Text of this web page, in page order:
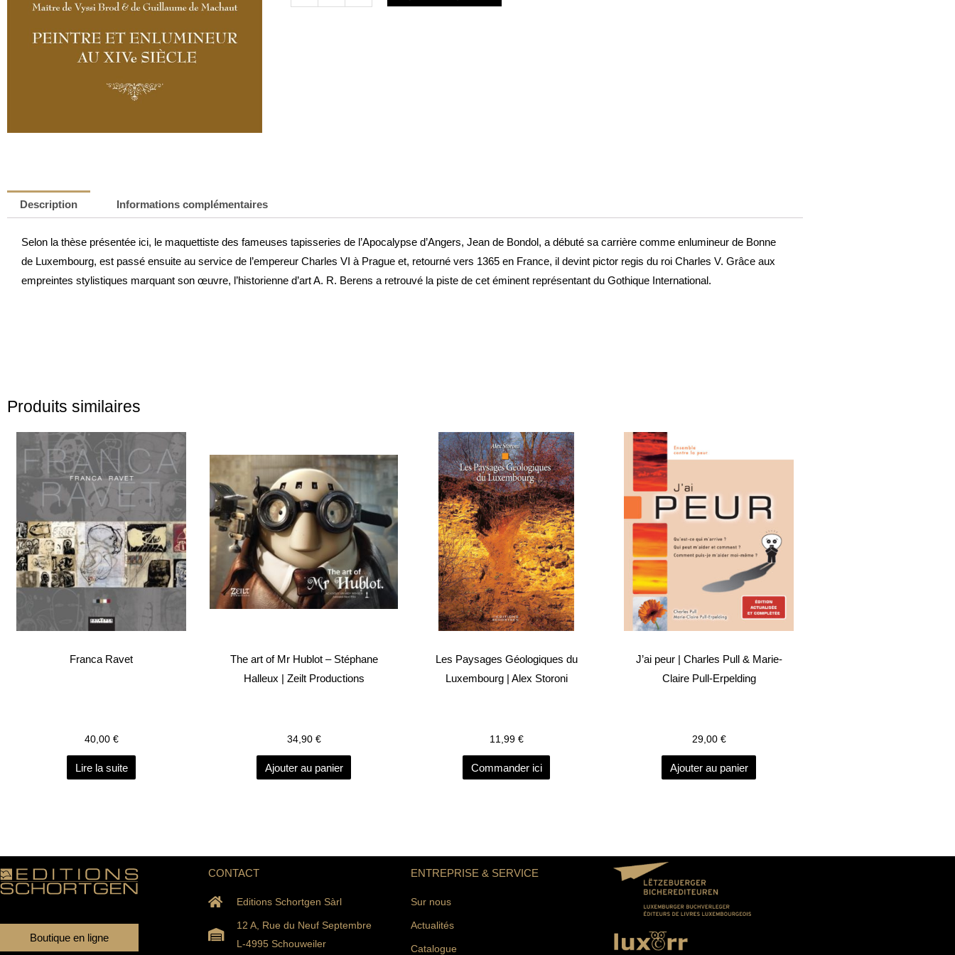
Description Informations complémentaires
Selon la thèse présentée ici, le maquettiste des fameuses tapisseries de l’Apocalypse d’Angers, Jean de Bondol, a débuté sa carrière comme enlumineur de Bonne
de Luxembourg, est passé ensuite au service de l’empereur Charles VI à Prague et, retourné vers 1365 en France, il devint pictor regis du roi Charles V. Grâce aux
empreintes stylistiques marquant son œuvre, l’historienne d’art A. R. Berens a retrouvé la piste de cet éminent représentant du Gothique International.
Produits similaires
Franca Ravet
40,00 €
Lire la suite
The art of Mr Hublot – Stéphane
Halleux | Zeilt Productions
34,90 €
Ajouter au panier
Les Paysages Géologiques du
Luxembourg | Alex Storoni
11,99 €
Commander ici
J’ai peur | Charles Pull & Marie-
Claire Pull-Erpelding
29,00 €
Ajouter au panier
Boutique en ligne
CONTACT
Editions Schortgen Sàrl
12 A, Rue du Neuf Septembre
L-4995 Schouweiler
ENTREPRISE & SERVICE
Sur nous
Actualités
Catalogue